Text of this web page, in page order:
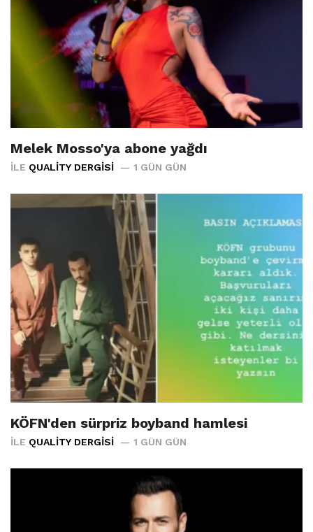
Melek Mosso'ya abone yağdı
İLE QUALITY DERGISI 1 GÜN GÜN
KÖFN'den sürpriz boyband hamlesi
İLE QUALITY DERGISI 1 GÜN GÜN